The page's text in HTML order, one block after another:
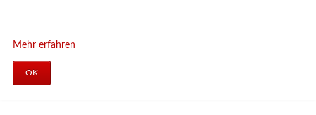
Mehr erfahren
OK